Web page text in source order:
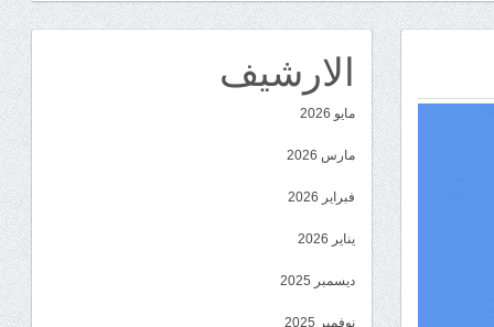
الارشيف
مايو 2026
مارس 2026
فبراير 2026
يناير 2026
ديسمبر 2025
نوفمبر 2025